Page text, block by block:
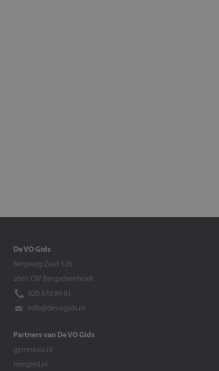
De VO Gids
Bergweg Zuid 126
2661 CW Bergschenhoek
020 570 89 81
info@devogids.nl
Partners van De VO Gids
gymnasia.nl
leergeld.nl